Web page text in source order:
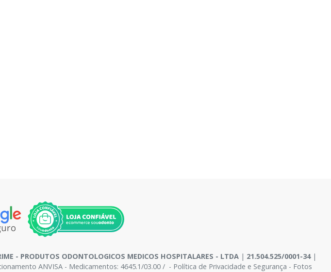
- PRODUTOS ODONTOLOGICOS MEDICOS HOSPITALARES - LTDA | 21.504.525/0001-34|
ANVISA - Medicamentos: 4645.1/03.00 / - Política de Privacidade e Segurança - Fotos